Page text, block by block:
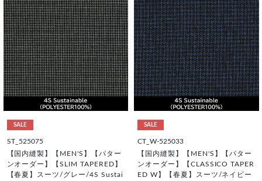
SALE
ST_525075
【国内縫製】【MEN'S】【パター
ンオーダー】【SLIM TAPERED】
【春夏】スーツ/グレー/4S Sustai
SALE
CT_W-525033
【国内縫製】【MEN'S】【パター
ンオーダー】【CLASSICO TAPER
ED W】【春夏】スーツ/ネイビー